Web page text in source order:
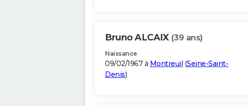
Bruno ALCAIX (39 ans)
Naissance
09/02/1967 à Montreuil (Seine-Saint-
Denis)